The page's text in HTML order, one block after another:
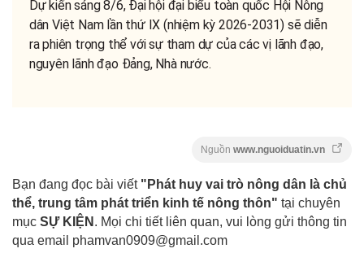
Dự kiến sáng 8/6, Đại hội đại biểu toàn quốc Hội Nông
dân Việt Nam lần thứ IX (nhiệm kỳ 2026-2031) sẽ diễn
ra phiên trọng thể với sự tham dự của các vị lãnh đạo,
nguyên lãnh đạo Đảng, Nhà nước.
Nguồn www.nguoiduatin.vn
Bạn đang đọc bài viết "Phát huy vai trò nông dân là chủ
thể, trung tâm phát triển kinh tế nông thôn" tại chuyên
mục SỰ KIỆN . Mọi chi tiết liên quan, vui lòng gửi thông tin
qua email phamvan0909@gmail.com